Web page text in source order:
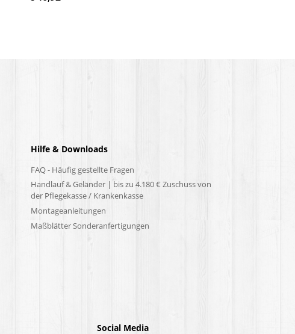
Hilfe & Downloads
FAQ - Häufig gestellte Fragen
Handlauf & Geländer | bis zu 4.180 € Zuschuss von
der Pflegekasse / Krankenkasse
Montageanleitungen
Maßblätter Sonderanfertigungen
Social Media